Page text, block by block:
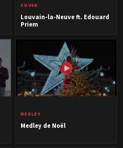
COVER
Louvain-la-Neuve ft. Edouard
Priem
MEDLEY
Medley de Noël